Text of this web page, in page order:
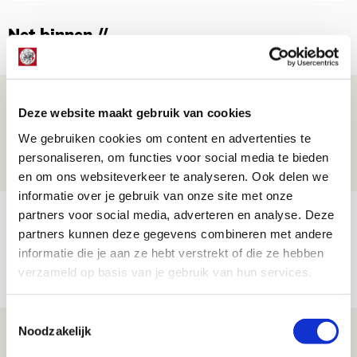
Deze website maakt gebruik van cookies
We gebruiken cookies om content en advertenties te
personaliseren, om functies voor social media te bieden
en om ons websiteverkeer te analyseren. Ook delen we
informatie over je gebruik van onze site met onze
partners voor social media, adverteren en analyse. Deze
partners kunnen deze gegevens combineren met andere
informatie die je aan ze hebt verstrekt of die ze hebben
verzameld op basis van je gebruik van hun services.
Noodzakelijk
Net binnen //
Zwolle - Ajax
08 AUGUSTUS 2026 - 12:32
Míchels elf: met welke formatie begin
jij aan nieuw eredivisieseizoen?
Spelen bij Jong Ajax of Ajax 1? Dat